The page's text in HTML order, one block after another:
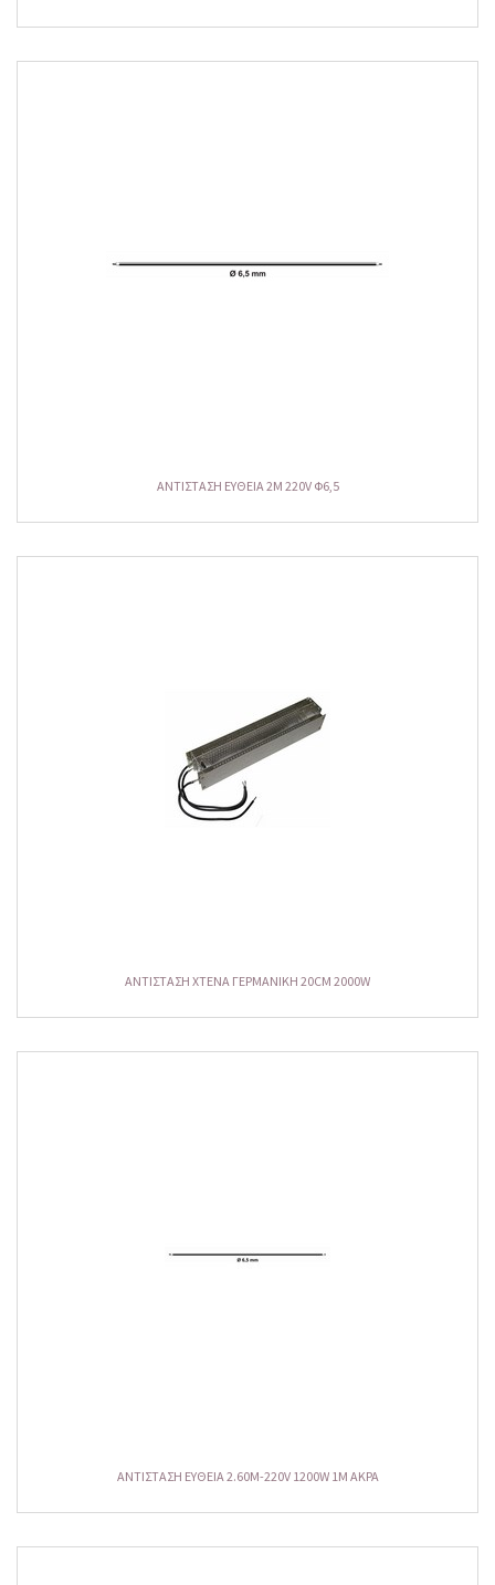
ΑΝΤΙΣΤΑΣΗ ΕΥΘΕΙΑ 2M 220V Φ6,5
ΑΝΤΙΣΤΑΣΗ ΧΤΕΝΑ ΓΕΡΜΑΝΙΚΗ 20CM 2000W
ΑΝΤΙΣΤΑΣΗ ΕΥΘΕΙΑ 2.60M-220V 1200W 1M AKPA